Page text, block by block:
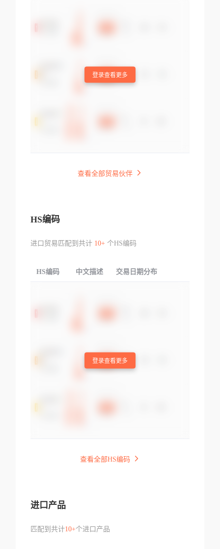
登录查看更多
查看全部贸易伙伴
HS编码
进口贸易匹配到共计 10+个HS编码
HS编码 中文描述 交易日期分布
登录查看更多
查看全部HS编码
进口产品
匹配到共计10+个进口产品